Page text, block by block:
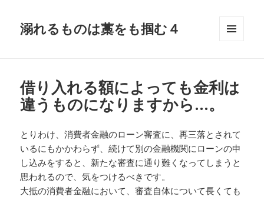
溺れるものは藁をも掴む４
借り入れる額によっても金利は
違うものになりますから…。
とりわけ、消費者金融のローン審査に、再三落とされて
いるにもかかわらず、続けて別の金融機関にローンの申
し込みをすると、新たな審査に通り難くなってしまうと
思われるので、気をつけるべきです。
大抵の消費者金融において、審査自体について長くても